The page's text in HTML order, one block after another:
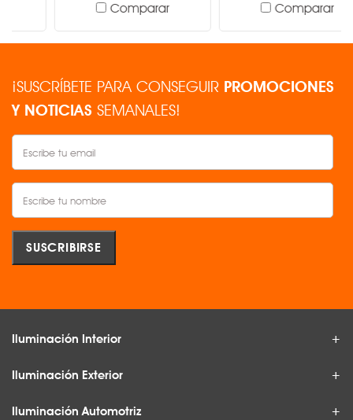
Comparar Comparar
¡SUSCRÍBETE PARA CONSEGUIR PROMOCIONES
Y NOTICIAS SEMANALES!
Iluminación Interior
Iluminación Exterior
Iluminación Automotriz